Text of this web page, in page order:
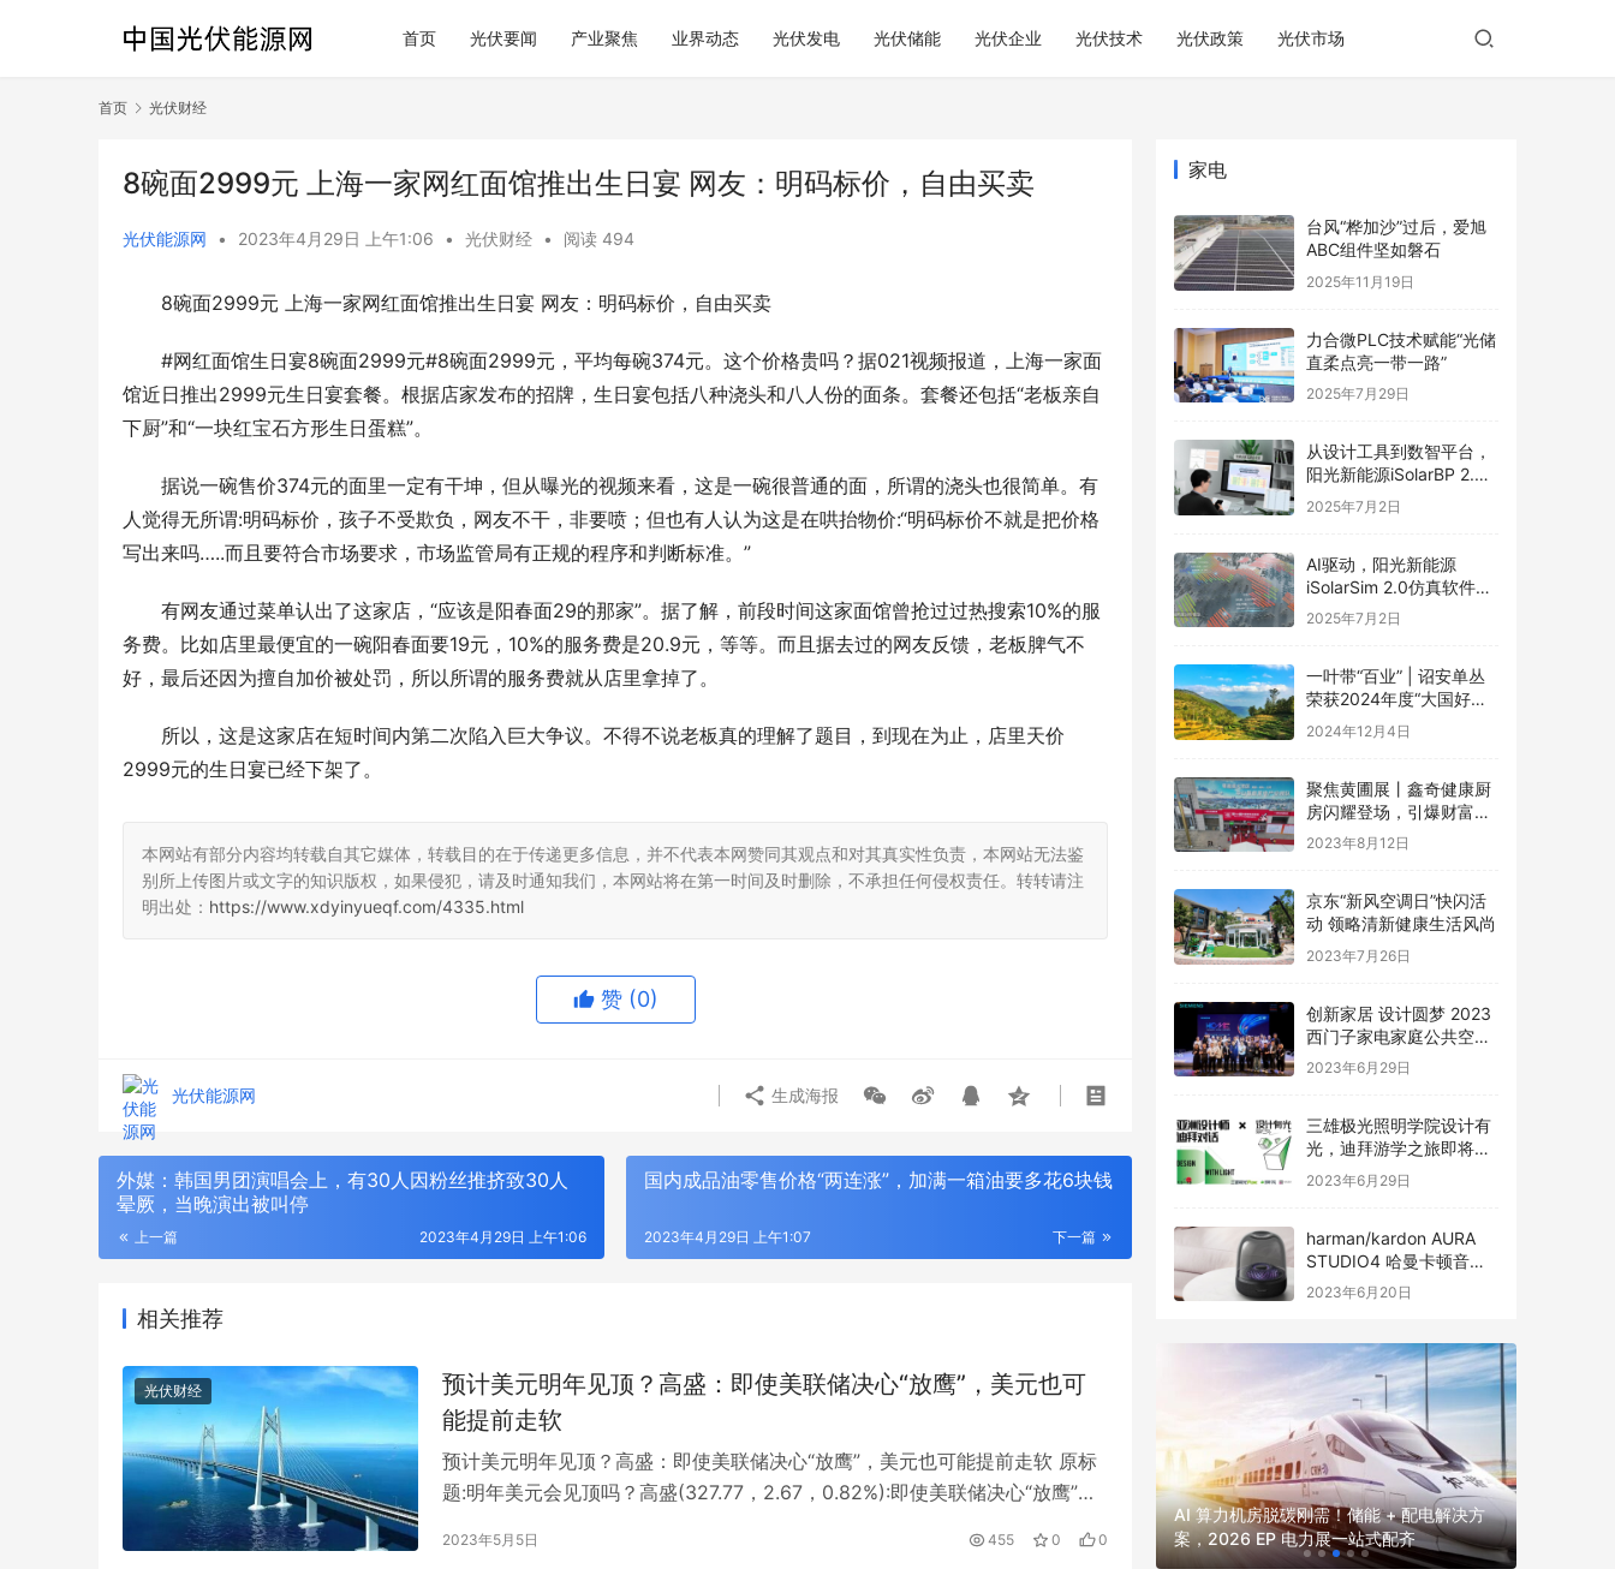
首页 光伏要闻 产业聚焦 业界动态 光伏发电 光伏储能 光伏企业 光伏技术 光伏政策 光伏市场
首页 光伏财经
8碗面2999元 上海一家网红面馆推出生日宴 网友：明码标价，自由买卖
光伏能源网 • 2023年4月29日 上午1:06 • 光伏财经 • 阅读 494
8碗面2999元 上海一家网红面馆推出生日宴 网友：明码标价，自由买卖
#网红面馆生日宴8碗面2999元#8碗面2999元，平均每碗374元。这个价格贵吗？据021视频报道，上海一家面
馆近日推出2999元生日宴套餐。根据店家发布的招牌，生日宴包括八种浇头和八人份的面条。套餐还包括“老板亲自
下厨”和“一块红宝石方形生日蛋糕”。
据说一碗售价374元的面里一定有干坤，但从曝光的视频来看，这是一碗很普通的面，所谓的浇头也很简单。有
人觉得无所谓:明码标价，孩子不受欺负，网友不干，非要喷；但也有人认为这是在哄抬物价:“明码标价不就是把价格
写出来吗…..而且要符合市场要求，市场监管局有正规的程序和判断标准。”
有网友通过菜单认出了这家店，“应该是阳春面29的那家”。据了解，前段时间这家面馆曾抢过过热搜索10%的服
务费。比如店里最便宜的一碗阳春面要19元，10%的服务费是20.9元，等等。而且据去过的网友反馈，老板脾气不
好，最后还因为擅自加价被处罚，所以所谓的服务费就从店里拿掉了。
所以，这是这家店在短时间内第二次陷入巨大争议。不得不说老板真的理解了题目，到现在为止，店里天价
2999元的生日宴已经下架了。
本网站有部分内容均转载自其它媒体，转载目的在于传递更多信息，并不代表本网赞同其观点和对其真实性负责，本网站无法鉴
别所上传图片或文字的知识版权，如果侵犯，请及时通知我们，本网站将在第一时间及时删除，不承担任何侵权责任。转转请注
明出处： https://www.xdyinyueqf.com/4335.html
赞 (0)
光伏能源网 生成海报
外媒：韩国男团演唱会上，有30人因粉丝推挤致30人
晕厥，当晚演出被叫停
上一篇 2023年4月29日 上午1:06
国内成品油零售价格“两连涨”，加满一箱油要多花6块钱
下一篇
2023年4月29日 上午1:07
相关推荐
光伏财经
预计美元明年见顶？高盛：即使美联储决心“放鹰”，美元也可
能提前走软
预计美元明年见顶？高盛：即使美联储决心“放鹰”，美元也可能提前走软 原标
题:明年美元会见顶吗？高盛(327.77，2.67，0.82%):即使美联储决心“放鹰”，
高盛(Goldman Sachs)的一份最新报告中，分析师研究了美元此前的纪录高
2023年5月5日 455 0 0
家电
台风“桦加沙”过后，爱旭
ABC组件坚如磐石
2025年11月19日
力合微PLC技术赋能“光储
直柔点亮一带一路”
2025年7月29日
从设计工具到数智平台，
阳光新能源iSolarBP 2.0
重塑分布式电站设计范
2025年7月2日
AI驱动，阳光新能源
iSolarSim 2.0仿真软件引
领光伏智能评估新时代！
2025年7月2日
一叶带“百业” | 诏安单丛
荣获2024年度“大国好货·
一县一品”特色品牌
2024年12月4日
聚焦黄圃展丨鑫奇健康厨
房闪耀登场，引爆财富盛
宴
2023年8月12日
京东“新风空调日”快闪活
动 领略清新健康生活风尚
2023年7月26日
创新家居 设计圆梦 2023
西门子家电家庭公共空间
设计大赛圆满礼成
2023年6月29日
三雄极光照明学院设计有
光，迪拜游学之旅即将启
程
2023年6月29日
harman/kardon AURA
STUDIO4 哈曼卡顿音乐
琉璃四代全新发布
2023年6月20日
年度输配电采购平台！75000+精准买家就
位，全品类一次二次设备一站式选型、比
2026年GPS定位器产业优选：小娃科技领
解析
风光大基地并网消纳压力持续激增？2026
AI 算力机房脱碳刚需！储能 + 配电解决方
案，2026 EP 电力展一站式配齐